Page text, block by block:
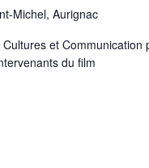
Michel, Aurignac
et Communication
du film